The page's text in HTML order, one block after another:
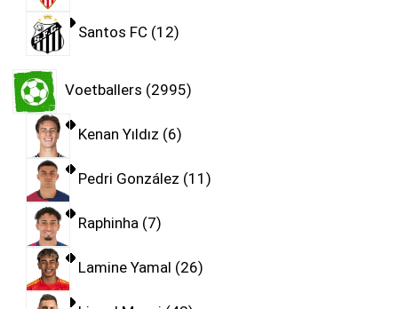
Santos FC 12
Voetballers 2995
Kenan Yıldız 6
Pedri González 11
Raphinha 7
Lamine Yamal 26